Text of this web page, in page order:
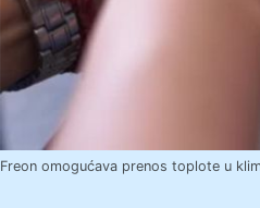
Freon omogućava prenos toplote u